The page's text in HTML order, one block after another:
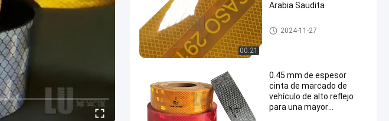
00:21
Arabia Saudita
Cinta reflexiva del Ece 104
2024-11-27
0.45 mm de espesor
cinta de marcado de
vehículo de alto reflejo
para una mayor